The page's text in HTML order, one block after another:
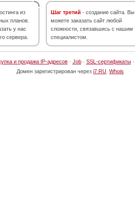
из
планов.
у нас
сервера.
Шаг третий - создание сайта. Вы
можете заказать сайт любой
сложности, связавшись с нашим
специалистом.
и продажа IP-адресов· Job· SSL-сертификаты·
Домен зарегистрирован через i7.RU Whois